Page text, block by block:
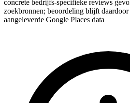
concrete bedrijfs-specifieke reviews
zoekbronnen; beoordeling blijft
aangeleverde Google Places data